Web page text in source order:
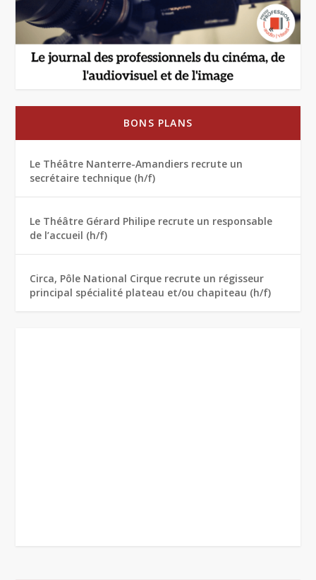
BONS PLANS
Le Théâtre Nanterre-Amandiers recrute un
secrétaire technique (h/f)
Le Théâtre Gérard Philipe recrute un responsable
de l’accueil (h/f)
Circa, Pôle National Cirque recrute un régisseur
principal spécialité plateau et/ou chapiteau (h/f)